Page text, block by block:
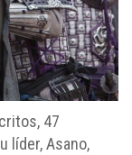
47
líder, Asano,